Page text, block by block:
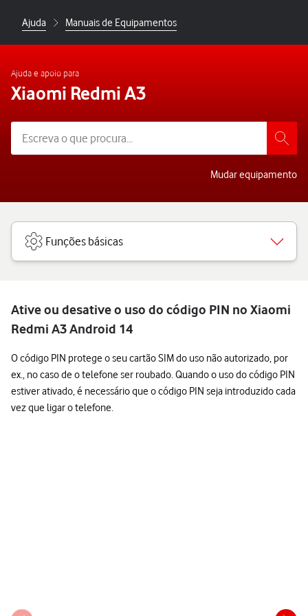
Ajuda Manuais de Equipamentos
Ajuda e apoio para
Xiaomi Redmi A3
Mudar equipamento
Funções básicas
Ative ou desative o uso do código PIN no Xiaomi
Redmi A3 Android 14
O código PIN protege o seu cartão SIM do uso não autorizado, por
ex., no caso de o telefone ser roubado. Quando o uso do código PIN
estiver ativado, é necessário que o código PIN seja introduzido cada
vez que ligar o telefone.